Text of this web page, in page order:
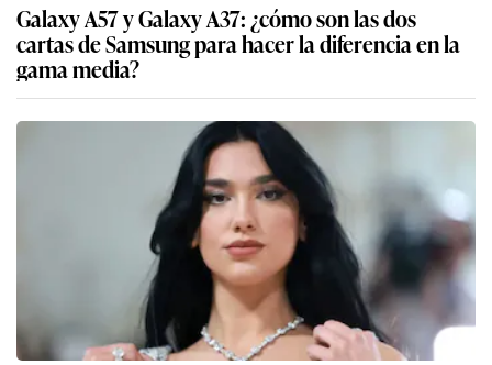
Galaxy A57 y Galaxy A37: ¿cómo son las dos
cartas de Samsung para hacer la diferencia en la
gama media?